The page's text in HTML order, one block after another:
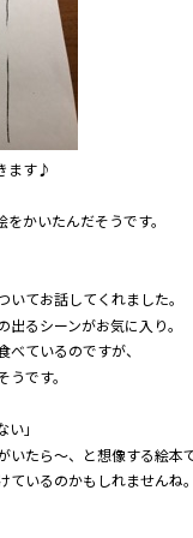
ます♪
かいたんだそうです。
てお話してくれました。
るシーンがお気に入り。
ているのですが、
です。
」
たら～、と想像する絵本で
いるのかもしれませんね。